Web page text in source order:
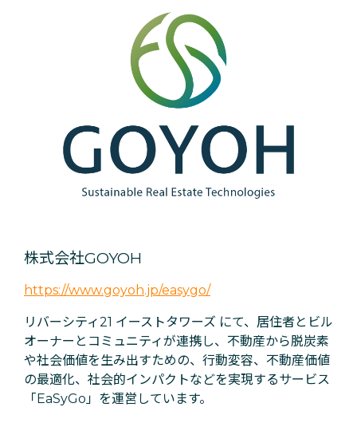
株式会社GOYOH
https://www.goyoh.jp/easygo/
リバーシティ21 イーストタワーズ にて、居住者とビル
オーナーとコミュニティが連携し、不動産から脱炭素
や社会価値を生み出すための、行動変容、不動産価値
の最適化、社会的インパクトなどを実現するサービス
「EaSyGo」を運営しています。